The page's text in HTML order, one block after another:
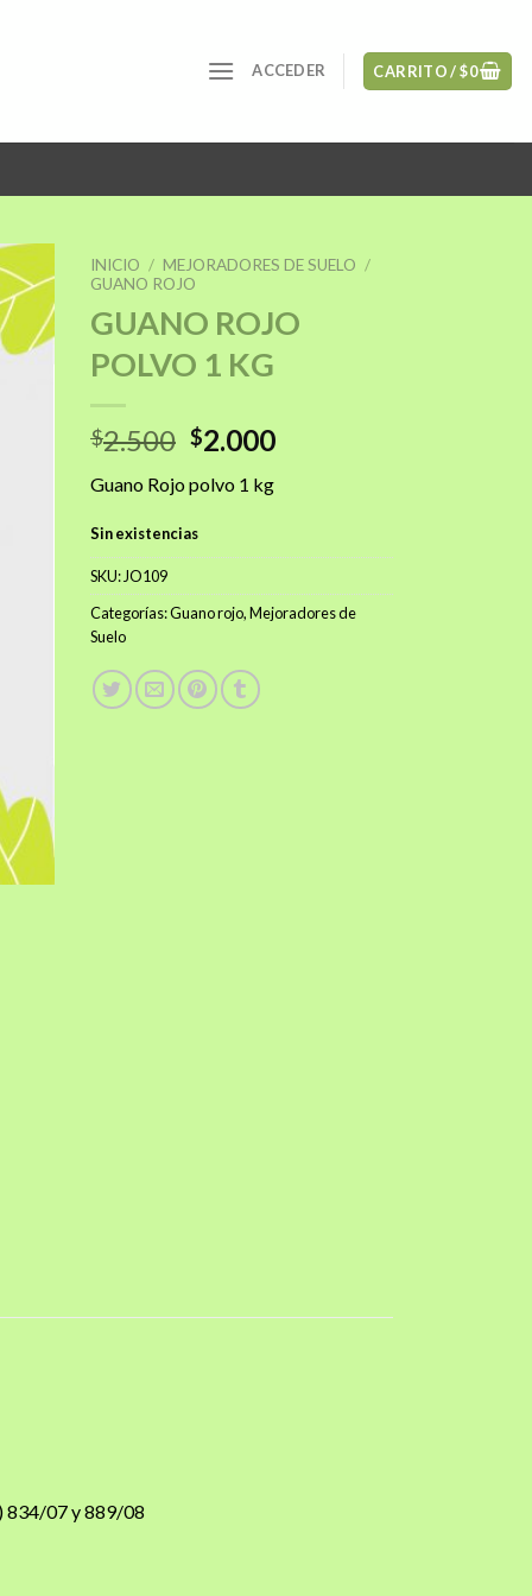
ACCEDER CARRITO /$0
INICIO / MEJORADORES DE SUELO /
GUANO ROJO
GUANO ROJO
POLVO 1 KG
$2.500 El
original
era:
$2.500.
$2.000El
$2.000.
Guano Rojo polvo 1 kg
Sin existencias
SKU:JO109
Categorías:Guano rojo,Mejoradores de
Suelo
834/07 y 889/08